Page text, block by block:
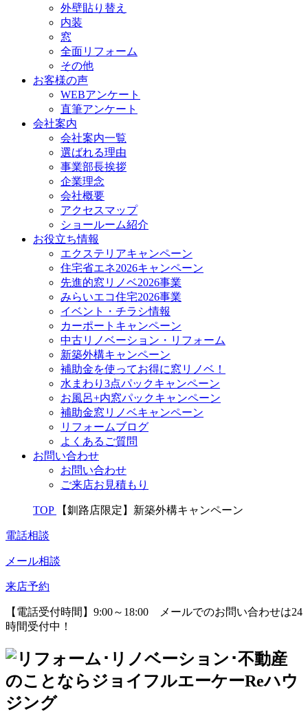
外壁貼り替え
内装
窓
全面リフォーム
その他
お客様の声
WEBアンケート
直筆アンケート
会社案内
会社案内一覧
選ばれる理由
事業部長挨拶
企業理念
会社概要
アクセスマップ
ショールーム紹介
お役立ち情報
エクステリアキャンペーン
住宅省エネ2026キャンペーン
先進的窓リノベ2026事業
みらいエコ住宅2026事業
イベント・チラシ情報
カーポートキャンペーン
中古リノベーション・リフォーム
新築外構キャンペーン
補助金を使ってお得に窓リノベ！
水まわり3点パックキャンペーン
お風呂+内窓パックキャンペーン
補助金窓リノベキャンペーン
リフォームブログ
よくあるご質問
お問い合わせ
お問い合わせ
ご来店お見積もり
TOP 【釧路店限定】新築外構キャンペーン
電話相談
メール相談
来店予約
【電話受付時間】9:00～18:00
メールでのお問い合わせは24
時間受付中！